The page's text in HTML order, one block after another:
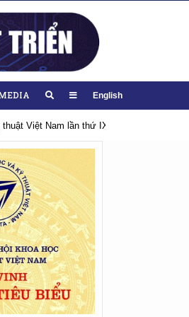
English
Việt Nam lần thứ IX, nhiệm kỳ 2026-